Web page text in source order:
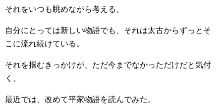
それをいつも眺めながら考える。
自分にとっては新しい物語でも、それは太古からずっとそ
こに流れ続けている。
それを掴むきっかけが、ただ今までなかっただけだと気付
く。
最近では、改めて平家物語を読んでみた。